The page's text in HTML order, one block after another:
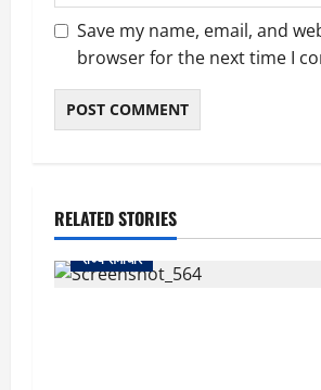
Save my name, email, and
browser for the next time I
RELATED STORIES
राज्य समाचार